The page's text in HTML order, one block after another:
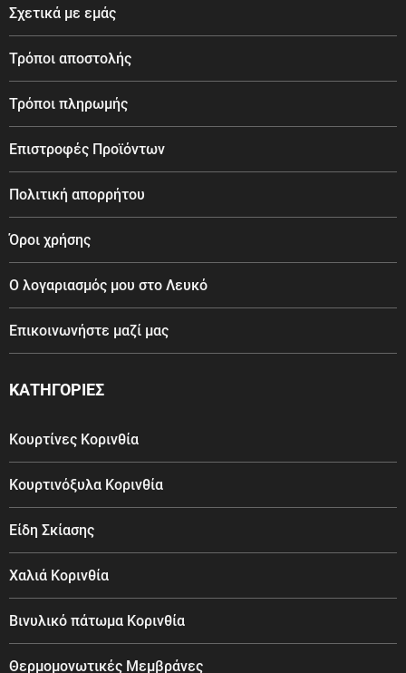
Σχετικά με εμάς
Τρόποι αποστολής
Τρόποι πληρωμής
Επιστροφές Προϊόντων
Πολιτική απορρήτου
Όροι χρήσης
Ο λογαριασμός μου στο Λευκό
Επικοινωνήστε μαζί μας
ΚΑΤΗΓΟΡΙΕΣ
Κουρτίνες Κορινθία
Κουρτινόξυλα Κορινθία
Είδη Σκίασης
Χαλιά Κορινθία
Βινυλικό πάτωμα Κορινθία
Θερμομονωτικές Μεμβράνες